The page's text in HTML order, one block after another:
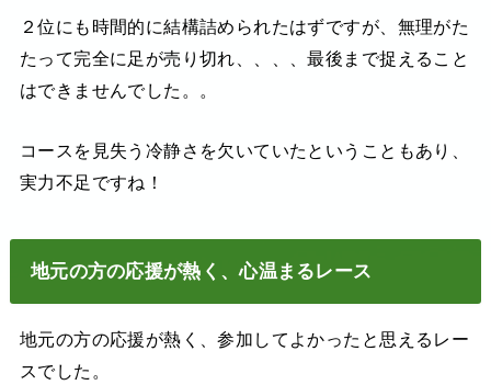
２位にも時間的に結構詰められたはずですが、無理がた
たって完全に足が売り切れ、、、、最後まで捉えること
はできませんでした。。
コースを見失う冷静さを欠いていたということもあり、
実力不足ですね！
地元の方の応援が熱く、心温まるレース
地元の方の応援が熱く、参加してよかったと思えるレー
スでした。